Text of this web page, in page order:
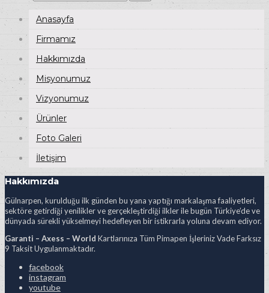
Anasayfa
Firmamız
Hakkımızda
Misyonumuz
Vizyonumuz
Ürünler
Foto Galeri
İletişim
Hakkımızda
Gülnarpen, kurulduğu ilk günden bu yana yaptığı markalaşma faaliyetleri,
sektöre getirdiği yenilikler ve gerçekleştirdiği ilkler ile bugün Türkiye’de ve
dünyada sürekli yükselmeyi hedefleyen bir istikrarla yoluna devam ediyor.
Garanti – Axess – World Kartlarınıza Tüm Pimapen İşleriniz Vade Farksız
9 Taksit Uygulanmaktadır.
facebook
instagram
youtube